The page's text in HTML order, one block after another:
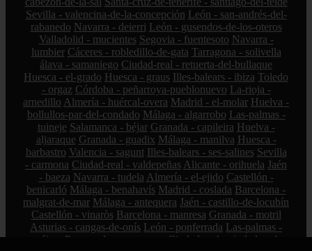
Sevilla - valencina-de-la-concepción León - san-andrés-del-
rabanedo Navarra - deierri León - gusendos-de-los-oteros
Valladolid - mucientes Segovia - fuentesoto Navarra -
lumbier Cáceres - robledillo-de-gata Tarragona - solivella
álava - samaniego Ciudad-real - retuerta-del-bullaque
Huesca - el-grado Huesca - graus Illes-balears - ibiza Toledo
- orgaz Córdoba - peñarroya-pueblonuevo La-rioja -
arnedillo Almería - huércal-overa Madrid - el-molar Huelva -
bollullos-par-del-condado Málaga - algarrobo Las-palmas -
tuineje Salamanca - béjar Granada - capileira Huelva -
aljaraque Granada - guadix Málaga - manilva Huesca -
barbastro Valencia - sagunt Illes-balears - ses-salines Sevilla
- carmona Ciudad-real - valdepeñas Alicante - orihuela Jaén
- baeza Navarra - tudela Almería - el-ejido Castellón -
benicarló Málaga - benahavís Madrid - coslada Barcelona -
malgrat-de-mar Málaga - antequera Jaén - castillo-de-locubín
Castellón - vinaròs Barcelona - manresa Granada - motril
Asturias - cangas-de-onís León - ponferrada Las-palmas -
pájara
Pontevedra - sanxenxo
Ciudad-real - ciudad-real